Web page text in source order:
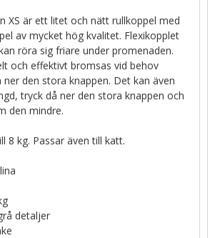
XS är ett litet och nätt rullkoppel med
av mycket hög kvalitet. Flexikopplet
röra sig friare under promenaden.
och effektivt bromsas vid behov
den stora knappen. Det kan även
tryck då ner den stora knappen och
den mindre.
8 kg. Passar även till katt.
detaljer